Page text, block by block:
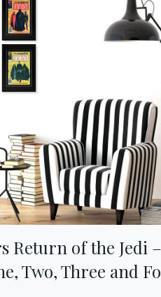
Return of the Jedi –
Two, Three and